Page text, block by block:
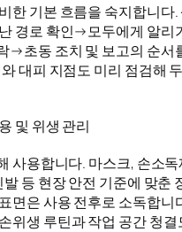
한 기본 흐름을 숙지합니다.
경로 확인→모두에게 알
→초동 조치 및 보고의 순서
대피 지점도 미리 점검해
및 위생 관리
사용합니다. 마스크, 손소
등 현장 안전 기준에 맞춘
면은 사용 전후로 소독합니
위생 루틴과 작업 공간 청결